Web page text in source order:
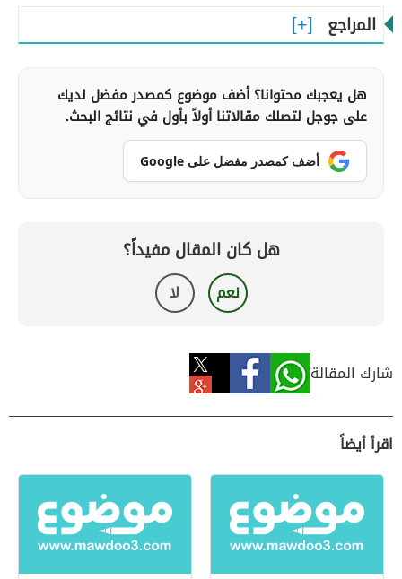
المراجع
هل يعجبك محتوانا؟ أضف موضوع كمصدر مفضل لديك
على جوجل لتصلك مقالاتنا أولاً بأول في نتائج البحث.
أضف كمصدر مفضل على Google
هل كان المقال مفيداً؟
نعم لا
شارك المقالة
اقرأ أيضاً